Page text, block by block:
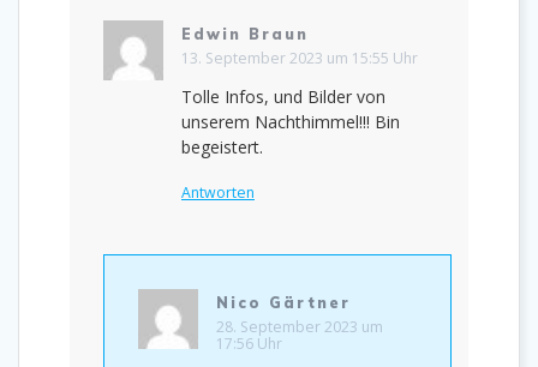
Edwin Braun
13. September 2023 um 15:55 Uhr
Tolle Infos, und Bilder von
unserem Nachthimmel!!! Bin
begeistert.
Antworten
Nico Gärtner
28. September 2023 um
17:56 Uhr